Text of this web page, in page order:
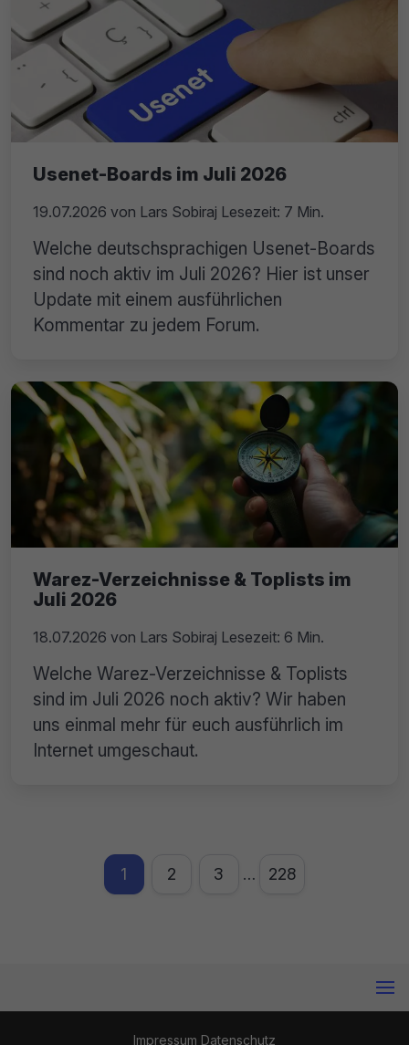
Usenet-Boards im Juli 2026
19.07.2026 von Lars Sobiraj Lesezeit: 7 Min.
Welche deutschsprachigen Usenet-Boards
sind noch aktiv im Juli 2026? Hier ist unser
Update mit einem ausführlichen
Kommentar zu jedem Forum.
Warez-Verzeichnisse & Toplists im
Juli 2026
18.07.2026 von Lars Sobiraj Lesezeit: 6 Min.
Welche Warez-Verzeichnisse & Toplists
sind im Juli 2026 noch aktiv? Wir haben
uns einmal mehr für euch ausführlich im
Internet umgeschaut.
1 2 3 … 228
Impressum Datenschutz